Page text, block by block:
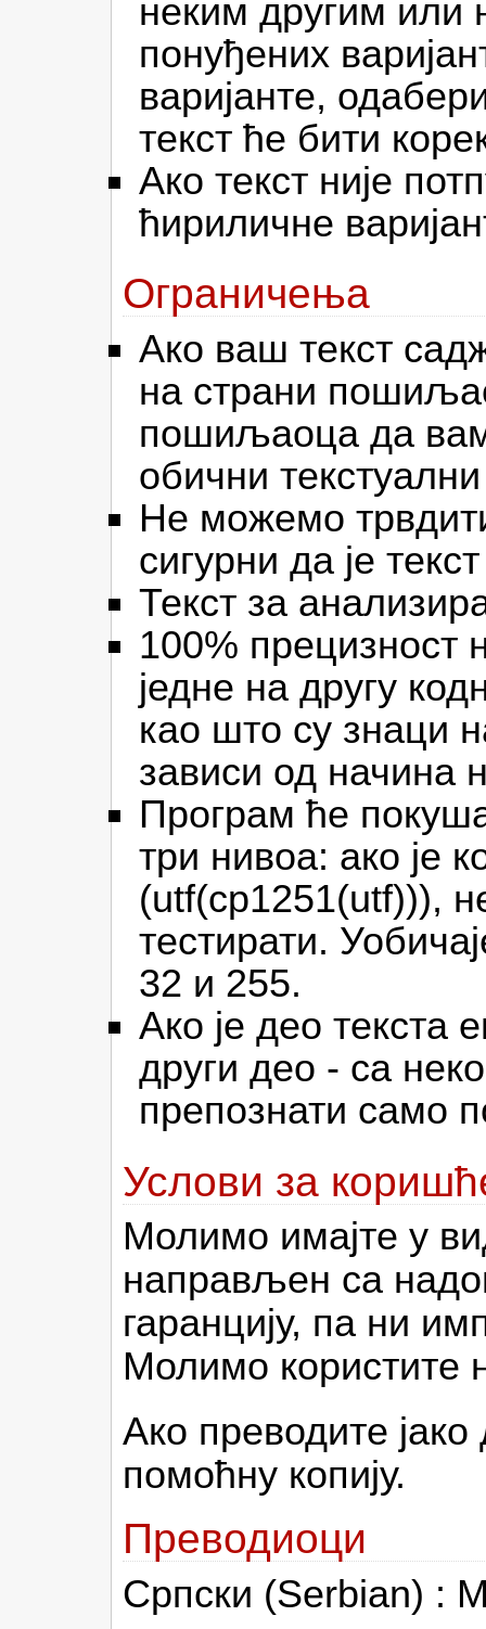
неким другим или
понуђених
варијанте,
текст ће бити
Ако текст није
ћириличне
Ограничења
Ако ваш текст
на страни
пошиљаоца да
обични
Не можемо
сигурни да је
Текст за
100% прецизност
једне на другу
као што су знаци
зависи од начина
Програм ће
три нивоа: ако је
(utf(cp1251(utf))),
тестирати.
32 и 255.
Ако је део текста
други део - са
препознати само
Услови за
Молимо имајте у
направљен са
гаранцију, па ни
Молимо користите
Ако преводите
помоћну копију.
Преводиоци
Српски (Serbian) :